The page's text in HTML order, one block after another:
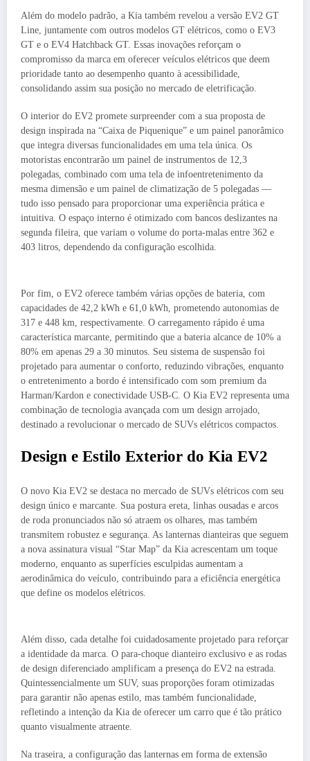
Além do modelo padrão, a Kia também revelou a versão EV2 GT
Line, juntamente com outros modelos GT elétricos, como o EV3
GT e o EV4 Hatchback GT. Essas inovações reforçam o
compromisso da marca em oferecer veículos elétricos que deem
prioridade tanto ao desempenho quanto à acessibilidade,
consolidando assim sua posição no mercado de eletrificação.
O interior do EV2 promete surpreender com a sua proposta de
design inspirada na “Caixa de Piquenique” e um painel panorâmico
que integra diversas funcionalidades em uma tela única. Os
motoristas encontrarão um painel de instrumentos de 12,3
polegadas, combinado com uma tela de infoentretenimento da
mesma dimensão e um painel de climatização de 5 polegadas —
tudo isso pensado para proporcionar uma experiência prática e
intuitiva. O espaço interno é otimizado com bancos deslizantes na
segunda fileira, que variam o volume do porta-malas entre 362 e
403 litros, dependendo da configuração escolhida.
Por fim, o EV2 oferece também várias opções de bateria, com
capacidades de 42,2 kWh e 61,0 kWh, prometendo autonomias de
317 e 448 km, respectivamente. O carregamento rápido é uma
característica marcante, permitindo que a bateria alcance de 10% a
80% em apenas 29 a 30 minutos. Seu sistema de suspensão foi
projetado para aumentar o conforto, reduzindo vibrações, enquanto
o entretenimento a bordo é intensificado com som premium da
Harman/Kardon e conectividade USB-C. O Kia EV2 representa uma
combinação de tecnologia avançada com um design arrojado,
destinado a revolucionar o mercado de SUVs elétricos compactos.
Design e Estilo Exterior do Kia EV2
O novo Kia EV2 se destaca no mercado de SUVs elétricos com seu
design único e marcante. Sua postura ereta, linhas ousadas e arcos
de roda pronunciados não só atraem os olhares, mas também
transmitem robustez e segurança. As lanternas dianteiras que seguem
a nova assinatura visual “Star Map” da Kia acrescentam um toque
moderno, enquanto as superfícies esculpidas aumentam a
aerodinâmica do veículo, contribuindo para a eficiência energética
que define os modelos elétricos.
Além disso, cada detalhe foi cuidadosamente projetado para reforçar
a identidade da marca. O para-choque dianteiro exclusivo e as rodas
de design diferenciado amplificam a presença do EV2 na estrada.
Quintessencialmente um SUV, suas proporções foram otimizadas
para garantir não apenas estilo, mas também funcionalidade,
refletindo a intenção da Kia de oferecer um carro que é tão prático
quanto visualmente atraente.
Na traseira, a configuração das lanternas em forma de extensão